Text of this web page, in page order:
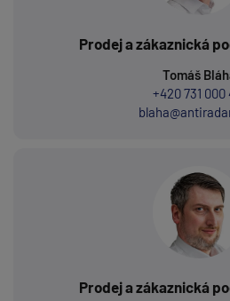
Prodej a zákaznická
Tomáš
+420 731 000
Prodej a zákaznická